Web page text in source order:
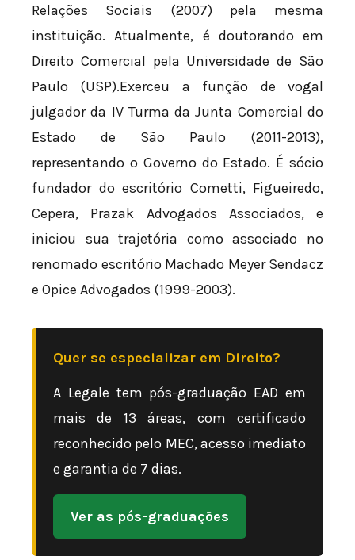
Relações Sociais (2007) pela mesma
instituição. Atualmente, é doutorando em
Direito Comercial pela Universidade de São
Paulo (USP).Exerceu a função de vogal
julgador da IV Turma da Junta Comercial do
Estado de São Paulo (2011-2013),
representando o Governo do Estado. É sócio
fundador do escritório Cometti, Figueiredo,
Cepera, Prazak Advogados Associados, e
iniciou sua trajetória como associado no
renomado escritório Machado Meyer Sendacz
e Opice Advogados (1999-2003).
Quer se especializar em Direito?
A Legale tem pós-graduação EAD em
mais de 13 áreas, com certificado
reconhecido pelo MEC, acesso imediato
e garantia de 7 dias.
Ver as pós-graduações